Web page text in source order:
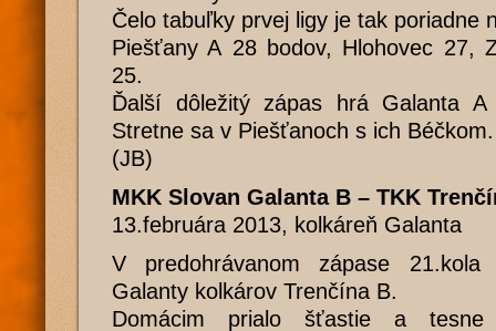
Čelo tabuľky prvej ligy je tak poriadne
Piešťany A 28 bodov, Hlohovec 27,
25.
Ďalší dôležitý zápas hrá Galanta
Stretne sa v Piešťanoch s ich Béčkom.
(JB)
MKK Slovan Galanta B – TKK
13.februára 2013, kolkáreň Galanta
V predohrávanom zápase
Galanty kolkárov Trenčína B.
Domácim prialo šťastie a